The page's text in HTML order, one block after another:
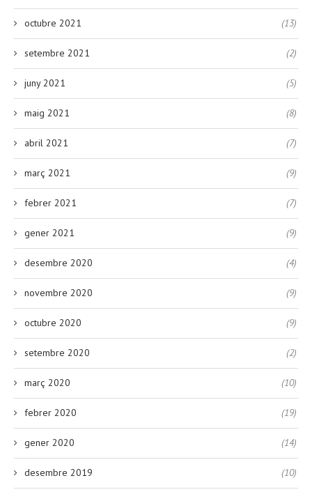
octubre 2021 (13)
setembre 2021 (2)
juny 2021 (5)
maig 2021 (8)
abril 2021 (7)
març 2021 (9)
febrer 2021 (7)
gener 2021 (9)
desembre 2020 (4)
novembre 2020 (9)
octubre 2020 (9)
setembre 2020 (2)
març 2020 (10)
febrer 2020 (19)
gener 2020 (14)
desembre 2019 (10)